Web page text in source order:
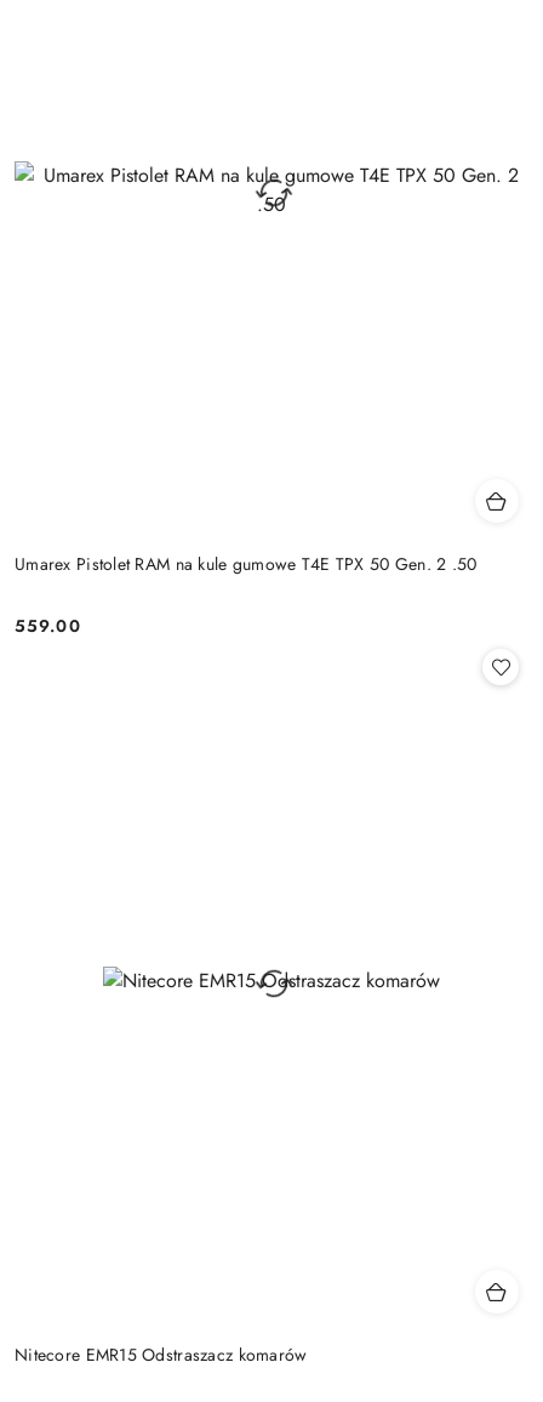
Umarex Pistolet RAM na kule gumowe T4E TPX 50 Gen. 2 .50
Cena:
559.00
Nitecore EMR15 Odstraszacz komarów